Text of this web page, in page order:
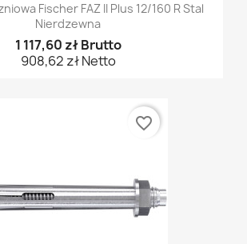
Fischer FAZ II Plus 12/160 R Stal
Nierdzewna
1 117,60 zł Brutto
908,62 zł Netto
favorite_border